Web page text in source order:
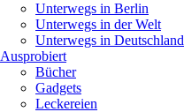
Unterwegs in Berlin
Unterwegs in der Welt
Unterwegs in Deutschland
Ausprobiert
Bücher
Gadgets
Leckereien